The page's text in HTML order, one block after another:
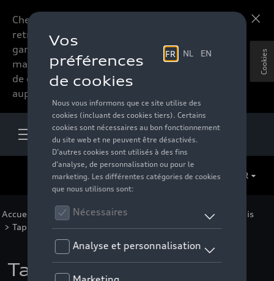
Chers accessoires-lovers,
retrouvez dorénavant toute la
gamme d’accessoires de votre
marque préférée sous forme
de catalogue à commander
auprès de votre distributeur.
FR
Accueil Pour votre Audi > Confort et protection
Tapis
> Tapis en caoutchouc > Détail
Tapis en caoutchouc
Cookies